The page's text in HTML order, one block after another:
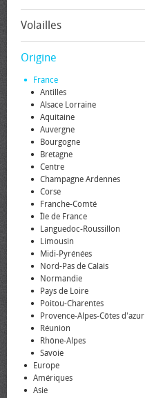
Volailles
Origine
France
Antilles
Alsace Lorraine
Aquitaine
Auvergne
Bourgogne
Bretagne
Centre
Champagne Ardennes
Corse
Franche-Comté
Île de France
Languedoc-Roussillon
Limousin
Midi-Pyrénées
Nord-Pas de Calais
Normandie
Pays de Loire
Poitou-Charentes
Provence-Alpes-Côtes d'azur
Réunion
Rhône-Alpes
Savoie
Europe
Amériques
Asie